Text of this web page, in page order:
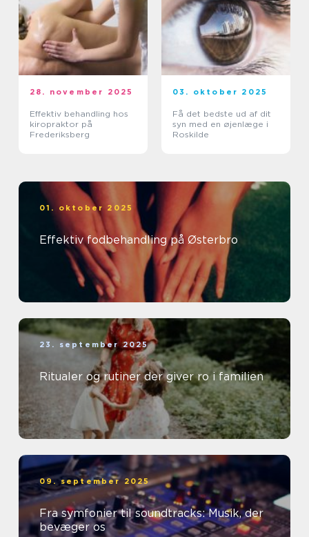
28. november 2025
Effektiv behandling hos
kiropraktor på
Frederiksberg
03. oktober 2025
Få det bedste ud af dit
syn med en øjenlæge i
Roskilde
01. oktober 2025
Effektiv fodbehandling på Østerbro
23. september 2025
Ritualer og rutiner der giver ro i familien
09. september 2025
Fra symfonier til soundtracks: Musik, der
bevæger os